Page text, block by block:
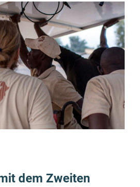
dem Zweiten